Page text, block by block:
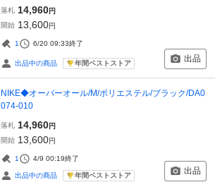
落札 14,960円
開始 13,600円
1 6/20 09:33終了
出品中の商品 年間ベストストア 出品
NIKE◆オーバーオール/M/ポリエステル/ブラック/DA0
074-010
落札 14,960円
開始 13,600円
1 4/9 00:19終了
出品中の商品 年間ベストストア 出品